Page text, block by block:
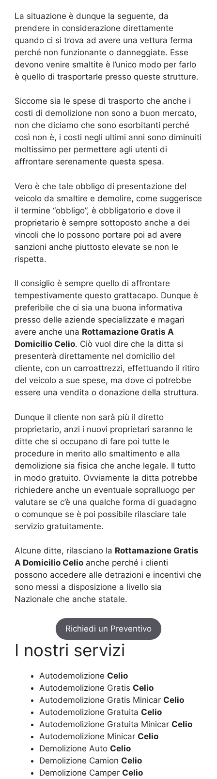
La situazione è dunque la seguente, da
prendere in considerazione direttamente
quando ci si trova ad avere una vettura ferma
perché non funzionante o danneggiate. Esse
devono venire smaltite è l’unico modo per farlo
è quello di trasportarle presso queste strutture.
Siccome sia le spese di trasporto che anche i
costi di demolizione non sono a buon mercato,
non che diciamo che sono esorbitanti perché
così non è, i costi negli ultimi anni sono diminuiti
moltissimo per permettere agli utenti di
affrontare serenamente questa spesa.
Vero è che tale obbligo di presentazione del
veicolo da smaltire e demolire, come suggerisce
il termine “obbligo”, è obbligatorio e dove il
proprietario è sempre sottoposto anche a dei
vincoli che lo possono portare poi ad avere
sanzioni anche piuttosto elevate se non le
rispetta.
Il consiglio è sempre quello di affrontare
tempestivamente questo grattacapo. Dunque è
preferibile che ci sia una buona informativa
presso delle aziende specializzate e magari
avere anche una Rottamazione Gratis A
Domicilio Celio. Ciò vuol dire che la ditta si
presenterà direttamente nel domicilio del
cliente, con un carroattrezzi, effettuando il ritiro
del veicolo a sue spese, ma dove ci potrebbe
essere una vendita o donazione della struttura.
Dunque il cliente non sarà più il diretto
proprietario, anzi i nuovi proprietari saranno le
ditte che si occupano di fare poi tutte le
procedure in merito allo smaltimento e alla
demolizione sia fisica che anche legale. Il tutto
in modo gratuito. Ovviamente la ditta potrebbe
richiedere anche un eventuale sopralluogo per
valutare se c’è una qualche forma di guadagno
o comunque se è poi possibile rilasciare tale
servizio gratuitamente.
Alcune ditte, rilasciano la Rottamazione Gratis
A Domicilio Celio anche perché i clienti
possono accedere alle detrazioni e incentivi che
sono messi a disposizione a livello sia
Nazionale che anche statale.
Richiedi un Preventivo
I nostri servizi
Autodemolizione Celio
Autodemolizione Gratis Celio
Autodemolizione Gratis Minicar Celio
Autodemolizione Gratuita Celio
Autodemolizione Gratuita Minicar Celio
Autodemolizione Minicar Celio
Demolizione Auto Celio
Demolizione Camion Celio
Demolizione Camper Celio